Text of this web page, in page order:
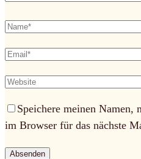
Speichere meinen Namen,
im Browser für das nächste